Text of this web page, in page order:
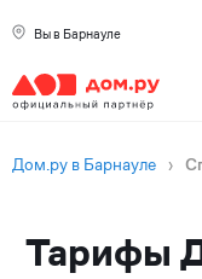
Вы в Барнауле
Дом.ру в Барнауле ›
Тарифы